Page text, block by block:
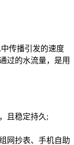
传播引发的速度
过的水流量，是用
且稳定持久;
网抄表、手机自助